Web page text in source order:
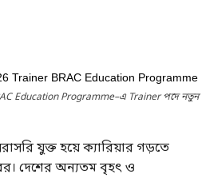
Education Programme–এ Trainer পদে নতুন
যুক্ত হয়ে ক্যারিয়ার গড়তে
দেশের অন্যতম বৃহৎ ও